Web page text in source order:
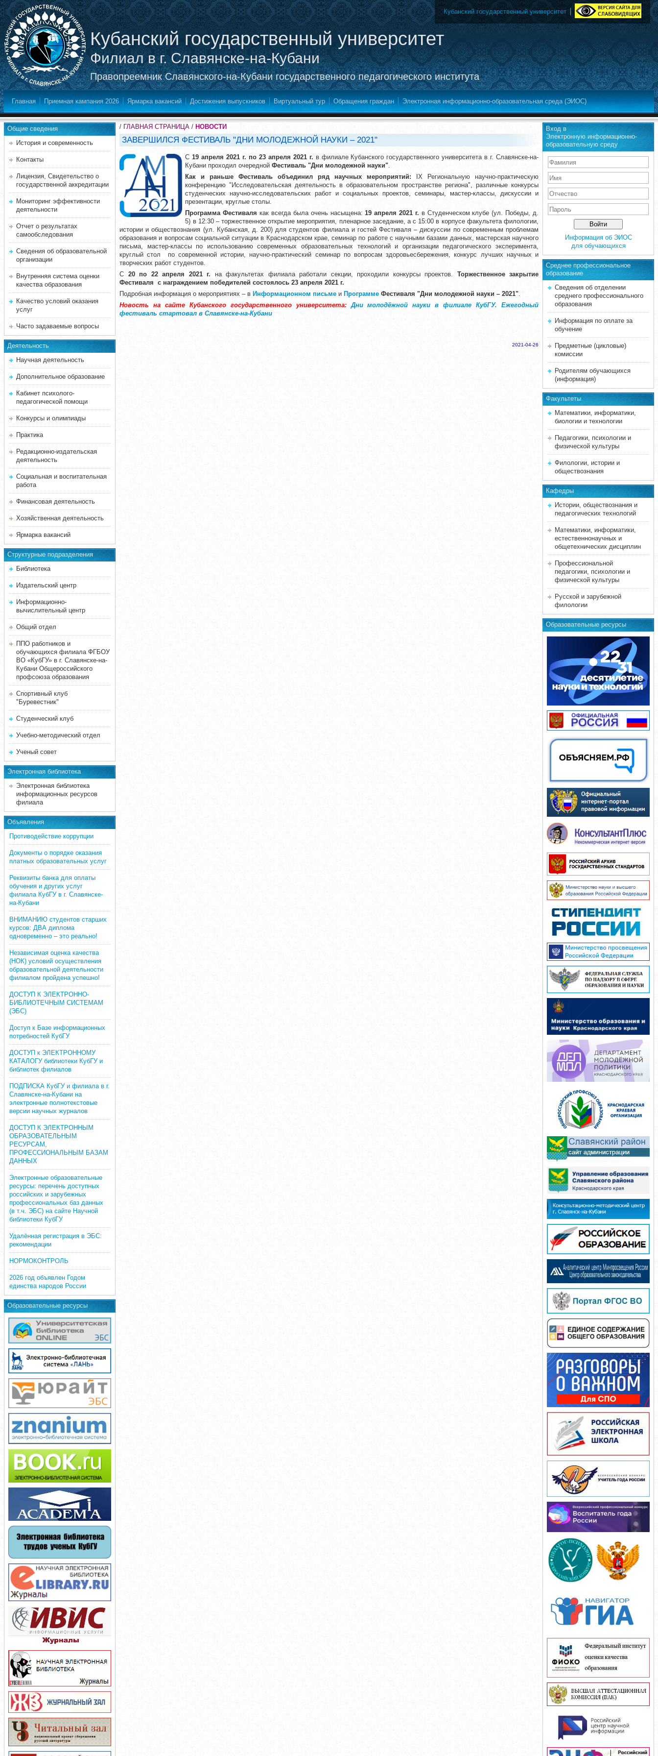
Кубанский государственный университет
Филиал в г. Славянске-на-Кубани
Правопреемник Славянского-на-Кубани государственного педагогического института
Кубанский государственный университет
Главная Приемная кампания 2026 Ярмарка вакансий Достижения выпускников Виртуальный тур Обращения граждан Электронная информационно-образовательная среда (ЭИОС)
Общие сведения
История и современность
Контакты
Лицензия, Свидетельство о
государственной аккредитации
Мониторинг эффективности
деятельности
Отчет о результатах
самообследования
Сведения об образовательной
организации
Внутренняя система оценки
качества образования
Качество условий оказания
услуг
Часто задаваемые вопросы
Деятельность
Научная деятельность
Дополнительное образование
Кабинет психолого-
педагогической помощи
Конкурсы и олимпиады
Практика
Редакционно-издательская
деятельность
Социальная и воспитательная
работа
Финансовая деятельность
Хозяйственная деятельность
Ярмарка вакансий
Структурные подразделения
Библиотека
Издательский центр
Информационно-
вычислительный центр
Общий отдел
ППО работников и
обучающихся филиала ФГБОУ
ВО «КубГУ» в г. Славянске-на-
Кубани Общероссийского
профсоюза образования
Спортивный клуб
"Буревестник"
Студенческий клуб
Учебно-методический отдел
Ученый совет
Электронная библиотека
Электронная библиотека
информационных ресурсов
филиала
Объявления
Противодействие коррупции
Документы о порядке оказания
платных образовательных услуг
Реквизиты банка для оплаты
обучения и других услуг
филиала КубГУ в г. Славянске-
на-Кубани
ВНИМАНИЮ студентов старших
курсов: ДВА диплома
одновременно – это реально!
Независимая оценка качества
(НОК) условий осуществления
образовательной деятельности
филиалом пройдена успешно!
ДОСТУП К ЭЛЕКТРОННО-
БИБЛИОТЕЧНЫМ СИСТЕМАМ
(ЭБС)
Доступ к Базе информационных
потребностей КубГУ
ДОСТУП к ЭЛЕКТРОННОМУ
КАТАЛОГУ библиотеки КубГУ и
библиотек филиалов
ПОДПИСКА КубГУ и филиала в г.
Славянске-на-Кубани на
электронные полнотекстовые
версии научных журналов
ДОСТУП К ЭЛЕКТРОННЫМ
ОБРАЗОВАТЕЛЬНЫМ
РЕСУРСАМ,
ПРОФЕССИОНАЛЬНЫМ БАЗАМ
ДАННЫХ
Электронные образовательные
ресурсы: перечень доступных
российских и зарубежных
профессиональных баз данных
(в т.ч. ЭБС) на сайте Научной
библиотеки КубГУ
Удалённая регистрация в ЭБС:
рекомендации
НОРМОКОНТРОЛЬ
2026 год объявлен Годом
единства народов России
Образовательные ресурсы
/ ГЛАВНАЯ СТРАНИЦА / НОВОСТИ
ЗАВЕРШИЛСЯ ФЕСТИВАЛЬ "ДНИ МОЛОДЕЖНОЙ НАУКИ – 2021"
С19 апреля 2021 г. по 23 апреля 2021 г. в филиале Кубанского государственного университета в г. Славянске-на-
Кубани проходил очереднойФестиваль "Дни молодежной науки".
Как и раньше Фестиваль объединил ряд научных мероприятий: IX Региональную научно-практическую
конференцию "Исследовательская деятельность в образовательном пространстве региона", различные конкурсы
студенческих научно-исследовательских работ и социальных проектов, семинары, мастер-классы, дискуссии и
презентации, круглые столы.
Программа Фестиваля как всегда была очень насыщена:19 апреля 2021 г. в Студенческом клубе (ул. Победы, д.
5) в 12:30 – торжественное открытие мероприятия, пленарное заседание, а с 15:00 в корпусе факультета филологии,
истории и обществознания (ул. Кубанская, д. 200) для студентов филиала и гостей Фестиваля – дискуссии по современным проблемам
образования и вопросам социальной ситуации в Краснодарском крае, семинар по работе с научными базами данных, мастерская научного
письма, мастер-классы по использованию современных образовательных технологий и организации педагогического эксперимента,
круглый стол по современной истории, научно-практический семинар по вопросам здоровьесбережения, конкурс лучших научных и
творческих работ студентов.
С 20 по 22 апреля 2021 г. на факультетах филиала работали секции, проходили конкурсы проектов. Торжественное закрытие
Фестиваля с награждением победителей состоялось 23 апреля 2021 г.
Подробная информация о мероприятиях –в Информационном письме и Программе Фестиваля "Дни молодежной науки – 2021".
Новость на сайте Кубанского государственного университета:Дни молодёжной науки в филиале КубГУ. Ежегодный
фестиваль стартовал в Славянске-на-Кубани
2021-04-26
Вход в
Электронную информационно-
образовательную среду
Информация об ЭИОС
для обучающихся
Среднее професcиональное
образование
Сведения об отделении
среднего профессионального
образования
Информация по оплате за
обучение
Предметные (цикловые)
комиссии
Родителям обучающихся
(информация)
Факультеты
Математики, информатики,
биологии и технологии
Педагогики, психологии и
физической культуры
Филологии, истории и
обществознания
Кафедры
Истории, обществознания и
педагогических технологий
Математики, информатики,
естественнонаучных и
общетехнических дисциплин
Профессиональной
педагогики, психологии и
физической культуры
Русской и зарубежной
филологии
Образовательные ресурсы